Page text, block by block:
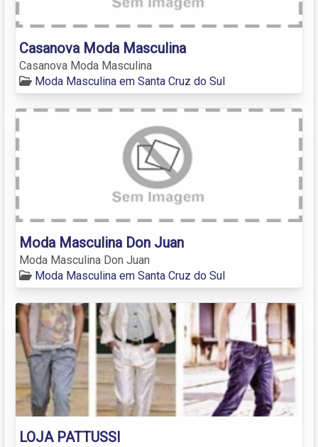
Casanova Moda Masculina
Casanova Moda Masculina
Moda Masculina em Santa Cruz do Sul
Moda Masculina Don Juan
Moda Masculina Don Juan
Moda Masculina em Santa Cruz do Sul
LOJA PATTUSSI